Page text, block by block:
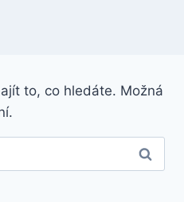
to, co hledáte. Možná